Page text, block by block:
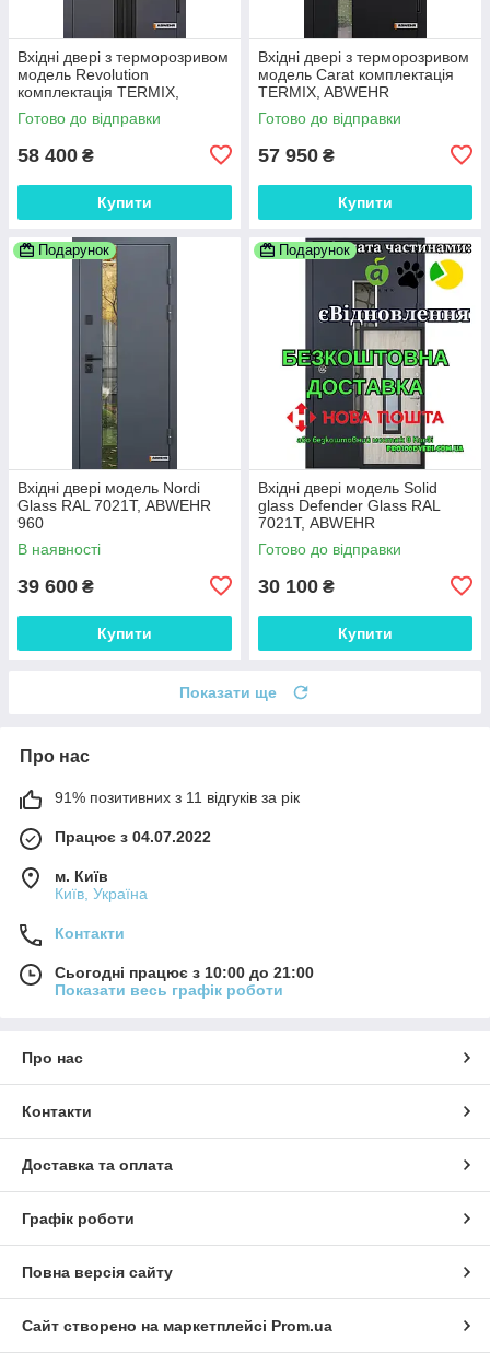
Вхідні двері з терморозривом
модель Revolution
комплектація TERMIX,
ABWEHR
Готово до відправки
58 400 ₴
Купити
Вхідні двері з терморозривом
модель Carat комплектація
TERMIX, ABWEHR
Готово до відправки
57 950 ₴
Купити
Подарунок
Вхідні двері модель Nordi
Glass RAL 7021Т, ABWEHR
960
В наявності
39 600 ₴
Купити
Подарунок
Вхідні двері модель Solid
glass Defender Glass RAL
7021Т, ABWEHR
Готово до відправки
30 100 ₴
Купити
Показати ще
Про нас
91% позитивних з 11 відгуків за рік
Працює з 04.07.2022
м. Київ
Київ, Україна
Контакти
Сьогодні працює з 10:00 до 21:00
Показати весь графік роботи
Про нас
Контакти
Доставка та оплата
Графік роботи
Повна версія сайту
Сайт створено на маркетплейсі Prom.ua